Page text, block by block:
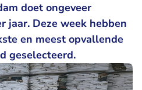
doet ongeveer
jaar. Deze week hebben
en meest opvallende
geselecteerd.